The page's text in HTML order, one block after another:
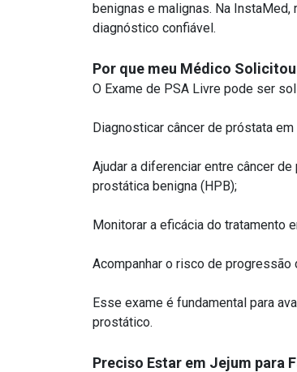
benignas e malignas. Na
diagnóstico confiável.
Por que meu Médico
O Exame de PSA Livre pode ser
Diagnosticar câncer de próstata
Ajudar a diferenciar entre câncer
prostática benigna (HPB);
Monitorar a eficácia do tratamento
Acompanhar o risco de progressão
Esse exame é fundamental para
prostático.
Preciso Estar em Jejum para